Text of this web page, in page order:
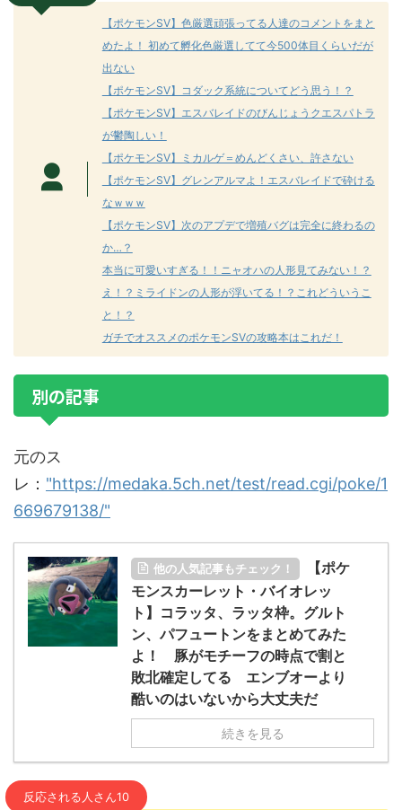
【ポケモンSV】色厳選頑張ってる人達のコメントをまと
めたよ！ 初めて孵化色厳選してて今500体目くらいだが
出ない
【ポケモンSV】コダック系統についてどう思う！？
【ポケモンSV】エスバレイドのびんじょうクエスパトラ
が鬱陶しい！
【ポケモンSV】ミカルゲ＝めんどくさい、許さない
【ポケモンSV】グレンアルマよ！エスバレイドで砕ける
なｗｗｗ
【ポケモンSV】次のアプデで増殖バグは完全に終わるの
か…？
本当に可愛いすぎる！！ニャオハの人形見てみない！？
え！？ミライドンの人形が浮いてる！？これどういうこ
と！？
ガチでオススメのポケモンSVの攻略本はこれだ！
別の記事
元のス
レ： "https://medaka.5ch.net/test/read.cgi/poke/1
669679138/"
他の人気記事もチェック！
【ポケ
モンスカーレット・バイオレッ
ト】コラッタ、ラッタ枠。グルト
ン、パフュートンをまとめてみた
よ！ 豚がモチーフの時点で割と
敗北確定してる エンブオーより
酷いのはいないから大丈夫だ
続きを見る
反応される人さん10